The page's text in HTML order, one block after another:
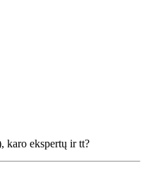
karo ekspertų ir tt?